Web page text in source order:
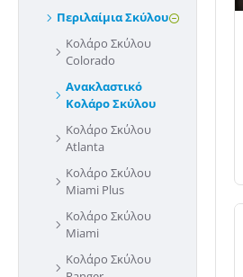
Περιλαίμια Σκύλου
Κολάρο Σκύλου
Colorado
Ανακλαστικό
Κολάρο Σκύλου
Κολάρο Σκύλου
Atlanta
Κολάρο Σκύλου
Miami Plus
Κολάρο Σκύλου
Miami
Κολάρο Σκύλου